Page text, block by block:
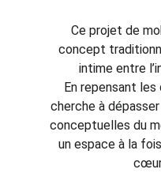
Ce projet de
concept
intime entre
En repensant les
cherche à
conceptuelles du
un espace à la